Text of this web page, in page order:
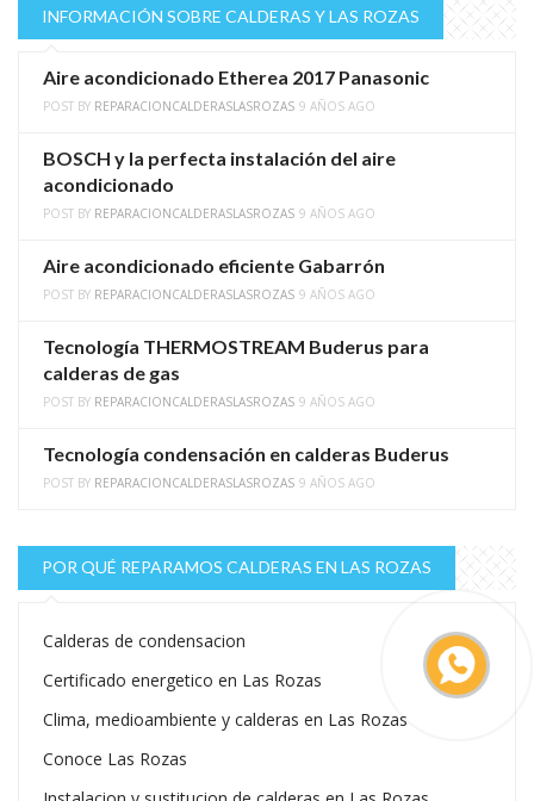
INFORMACIÓN SOBRE CALDERAS Y LAS ROZAS
Aire acondicionado Etherea 2017 Panasonic
POST BY REPARACIONCALDERASLASROZAS 9 AÑOS AGO
BOSCH y la perfecta instalación del aire
acondicionado
POST BY REPARACIONCALDERASLASROZAS 9 AÑOS AGO
Aire acondicionado eficiente Gabarrón
POST BY REPARACIONCALDERASLASROZAS 9 AÑOS AGO
Tecnología THERMOSTREAM Buderus para
calderas de gas
POST BY REPARACIONCALDERASLASROZAS 9 AÑOS AGO
Tecnología condensación en calderas Buderus
POST BY REPARACIONCALDERASLASROZAS 9 AÑOS AGO
POR QUÉ REPARAMOS CALDERAS EN LAS ROZAS
Calderas de condensacion
Certificado energetico en Las Rozas
Clima, medioambiente y calderas en Las Rozas
Conoce Las Rozas